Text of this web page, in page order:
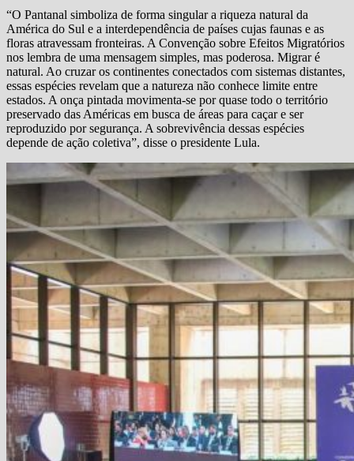
“O Pantanal simboliza de forma singular a riqueza natural da
América do Sul e a interdependência de países cujas faunas e as
floras atravessam fronteiras. A Convenção sobre Efeitos Migratórios
nos lembra de uma mensagem simples, mas poderosa. Migrar é
natural. Ao cruzar os continentes conectados com sistemas distantes,
essas espécies revelam que a natureza não conhece limite entre
estados. A onça pintada movimenta-se por quase todo o território
preservado das Américas em busca de áreas para caçar e ser
reproduzido por segurança. A sobrevivência dessas espécies
depende de ação coletiva”, disse o presidente Lula.